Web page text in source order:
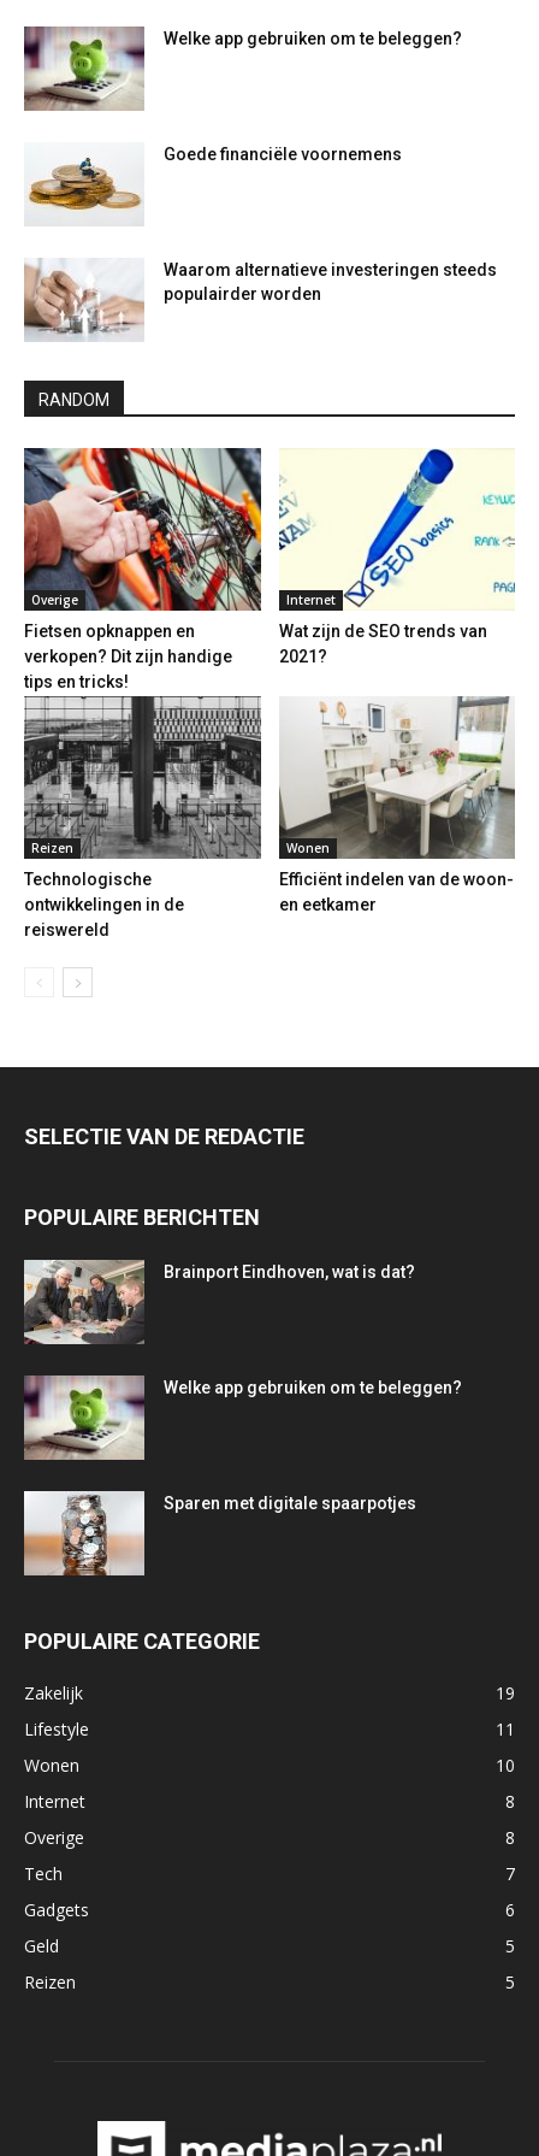
Welke app gebruiken om te beleggen?
Goede financiële voornemens
Waarom alternatieve investeringen steeds
populairder worden
RANDOM
Overige
Fietsen opknappen en
verkopen? Dit zijn handige
tips en tricks!
Internet
Wat zijn de SEO trends van
2021?
Reizen
Technologische
ontwikkelingen in de
reiswereld
Wonen
Efficiënt indelen van de woon-
en eetkamer
SELECTIE VAN DE REDACTIE
POPULAIRE BERICHTEN
Brainport Eindhoven, wat is dat?
Welke app gebruiken om te beleggen?
Sparen met digitale spaarpotjes
POPULAIRE CATEGORIE
Zakelijk
19
Lifestyle
11
Wonen
10
Internet
8
Overige
8
Tech
7
Gadgets
6
Geld
5
Reizen
5